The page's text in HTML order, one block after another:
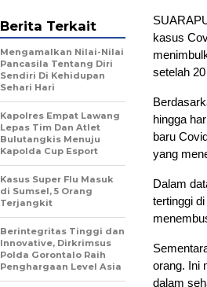
kasus
setelah
hingga
baru
yang
Dalam
tertinggi
orang. Ini
dalam
Berita Terkait
Mengamalkan Nilai-Nilai
Pancasila Tentang Diri
Sendiri Di Kehidupan
Sehari Hari
Kapolres Empat Lawang
Lepas Tim Dan Atlet
Bulutangkis Menuju
Kapolda Cup Esport
Kasus Super Flu Masuk
di Sumsel, 5 Orang
Terjangkit
Berintegritas Tinggi dan
Innovative, Dirkrimsus
Polda Gorontalo Raih
Penghargaan Level Asia